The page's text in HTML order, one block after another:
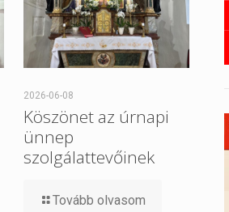
2026-06-08
Köszönet az úrnapi
ünnep
szolgálattevőinek
Tovább olvasom